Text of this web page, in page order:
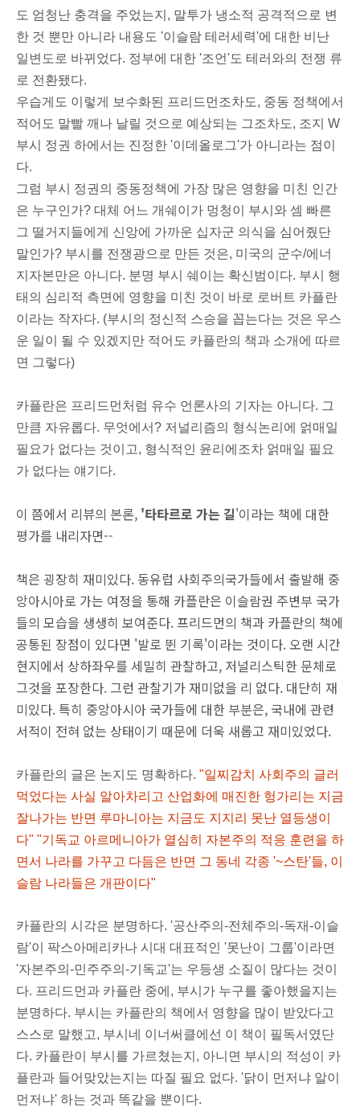
도 엄청난 충격을 주었는지, 말투가 냉소적 공격적으로 변
한 것 뿐만 아니라 내용도 '이슬람 테러세력'에 대한 비난
일변도로 바뀌었다. 정부에 대한 '조언'도 테러와의 전쟁 류
로 전환됐다.
우습게도 이렇게 보수화된 프리드먼조차도, 중동 정책에서
적어도 말빨 깨나 날릴 것으로 예상되는 그조차도, 조지 W
부시 정권 하에서는 진정한 '이데올로그'가 아니라는 점이
다.
그럼 부시 정권의 중동정책에 가장 많은 영향을 미친 인간
은 누구인가? 대체 어느 개쉐이가 멍청이 부시와 셈 빠른
그 떨거지들에게 신앙에 가까운 십자군 의식을 심어줬단
말인가? 부시를 전쟁광으로 만든 것은, 미국의 군수/에너
지자본만은 아니다. 분명 부시 쉐이는 확신범이다. 부시 행
태의 심리적 측면에 영향을 미친 것이 바로 로버트 카플란
이라는 작자다. (부시의 정신적 스승을 꼽는다는 것은 우스
운 일이 될 수 있겠지만 적어도 카플란의 책과 소개에 따르
면 그렇다)
카플란은 프리드먼처럼 유수 언론사의 기자는 아니다. 그
만큼 자유롭다. 무엇에서? 저널리즘의 형식논리에 얽매일
필요가 없다는 것이고, 형식적인 윤리에조차 얽매일 필요
가 없다는 얘기다.
이 쯤에서 리뷰의 본론, '타타르로 가는 길'이라는 책에 대한
평가를 내리자면--
책은 굉장히 재미있다. 동유럽 사회주의국가들에서 출발해 중
앙아시아로 가는 여정을 통해 카플란은 이슬람권 주변부 국가
들의 모습을 생생히 보여준다. 프리드먼의 책과 카플란의 책에
공통된 장점이 있다면 '발로 뛴 기록'이라는 것이다. 오랜 시간
현지에서 상하좌우를 세밀히 관찰하고, 저널리스틱한 문체로
그것을 포장한다. 그런 관찰기가 재미없을 리 없다. 대단히 재
미있다. 특히 중앙아시아 국가들에 대한 부분은, 국내에 관련
서적이 전혀 없는 상태이기 때문에 더욱 새롭고 재미있었다.
카플란의 글은 논지도 명확하다. "일찌감치 사회주의 글러
먹었다는 사실 알아차리고 산업화에 매진한 헝가리는 지금
잘나가는 반면 루마니아는 지금도 지지리 못난 열등생이
다" "기독교 아르메니아가 열심히 자본주의 적응 훈련을 하
면서 나라를 가꾸고 다듬은 반면 그 동네 각종 '~스탄'들, 이
슬람 나라들은 개판이다"
카플란의 시각은 분명하다. '공산주의-전체주의-독재-이슬
람'이 팍스아메리카나 시대 대표적인 '못난이 그룹'이라면
'자본주의-민주주의-기독교'는 우등생 소질이 많다는 것이
다. 프리드먼과 카플란 중에, 부시가 누구를 좋아했을지는
분명하다. 부시는 카플란의 책에서 영향을 많이 받았다고
스스로 말했고, 부시네 이너써클에선 이 책이 필독서였단
다. 카플란이 부시를 가르쳤는지, 아니면 부시의 적성이 카
플란과 들어맞았는지는 따질 필요 없다. '닭이 먼저냐 알이
먼저냐' 하는 것과 똑같을 뿐이다.